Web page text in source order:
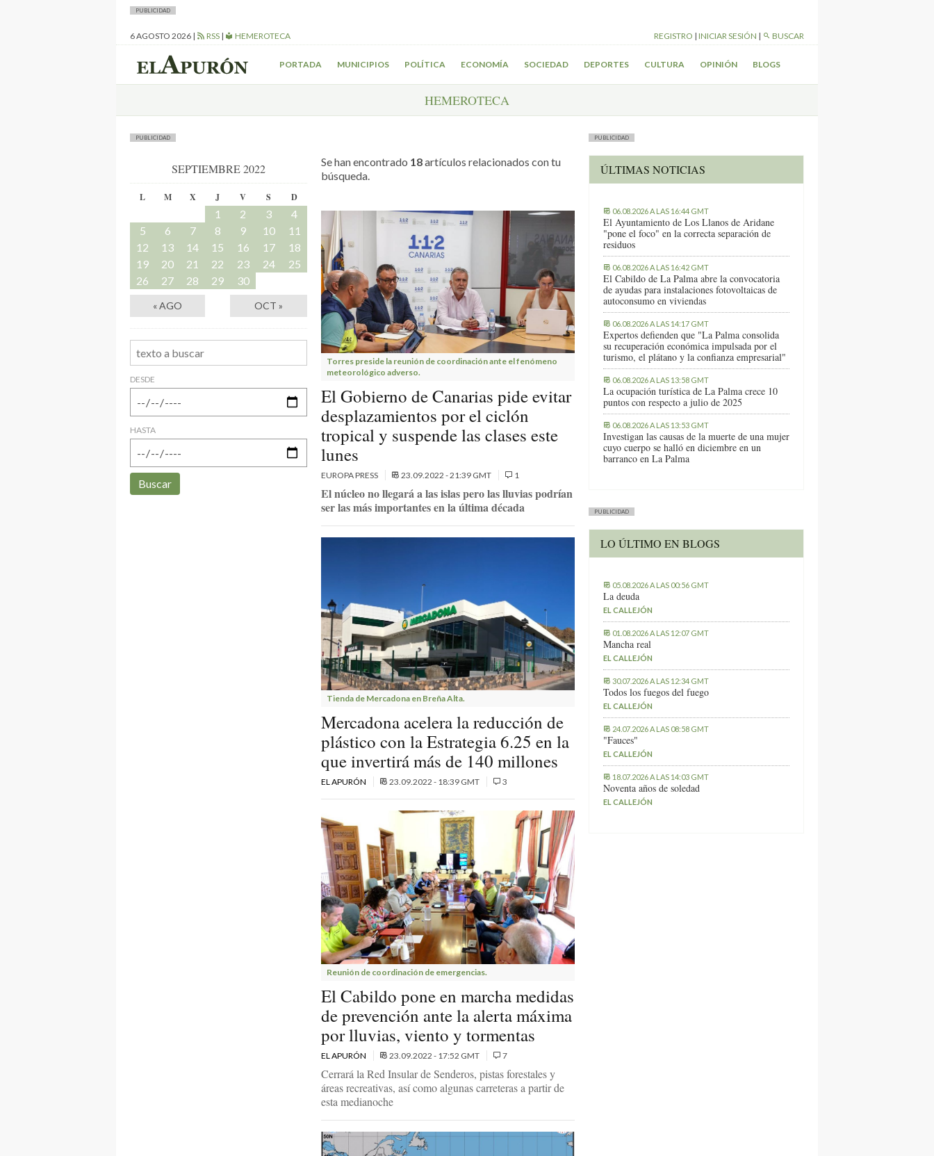
PUBLICIDAD
6 AGOSTO 2026 | RSS | HEMEROTECA REGISTRO | INICIAR SESIÓN | BUSCAR
PORTADA MUNICIPIOS POLÍTICA ECONOMÍA SOCIEDAD DEPORTES CULTURA OPINIÓN BLOGS
HEMEROTECA
PUBLICIDAD
SEPTIEMBRE 2022
L M X J V S D
« AGO OCT »
1 2 3
4
5
6 7 8 9 10
11
12
13 14 15 16 17
18
19
20 21 22 23 24
25
26
27 28 29 30
DESDE
HASTA
Buscar
Se han encontrado 18artículos relacionados con tu
búsqueda.
Torres preside la reunión de coordinación ante el fenómeno
meteorológico adverso.
El Gobierno de Canarias pide evitar
desplazamientos por el ciclón
tropical y suspende las clases este
lunes
EUROPA PRESS 23.09.2022 - 21:39 GMT 1
El núcleo no llegará a las islas pero las lluvias podrían
ser las más importantes en la última década
Tienda de Mercadona en Breña Alta.
Mercadona acelera la reducción de
plástico con la Estrategia 6.25 en la
que invertirá más de 140 millones
EL APURÓN 23.09.2022 - 18:39 GMT 3
Reunión de coordinación de emergencias.
El Cabildo pone en marcha medidas
de prevención ante la alerta máxima
por lluvias, viento y tormentas
EL APURÓN 23.09.2022 - 17:52 GMT 7
Cerrará la Red Insular de Senderos, pistas forestales y
áreas recreativas, así como algunas carreteras a partir de
esta medianoche
PUBLICIDAD
ÚLTIMAS NOTICIAS
06.08.2026 A LAS 16:44 GMT
El Ayuntamiento de Los Llanos de Aridane
"pone el foco" en la correcta separación de
residuos
06.08.2026 A LAS 16:42 GMT
El Cabildo de La Palma abre la convocatoria
de ayudas para instalaciones fotovoltaicas de
autoconsumo en viviendas
06.08.2026 A LAS 14:17 GMT
Expertos defienden que "La Palma consolida
su recuperación económica impulsada por el
turismo, el plátano y la confianza empresarial"
06.08.2026 A LAS 13:58 GMT
La ocupación turística de La Palma crece 10
puntos con respecto a julio de 2025
06.08.2026 A LAS 13:53 GMT
Investigan las causas de la muerte de una mujer
cuyo cuerpo se halló en diciembre en un
barranco en La Palma
PUBLICIDAD
LO ÚLTIMO EN BLOGS
05.08.2026 A LAS 00:56 GMT
La deuda
EL CALLEJÓN
01.08.2026 A LAS 12:07 GMT
Mancha real
EL CALLEJÓN
30.07.2026 A LAS 12:34 GMT
Todos los fuegos del fuego
EL CALLEJÓN
24.07.2026 A LAS 08:58 GMT
"Fauces"
EL CALLEJÓN
18.07.2026 A LAS 14:03 GMT
Noventa años de soledad
EL CALLEJÓN